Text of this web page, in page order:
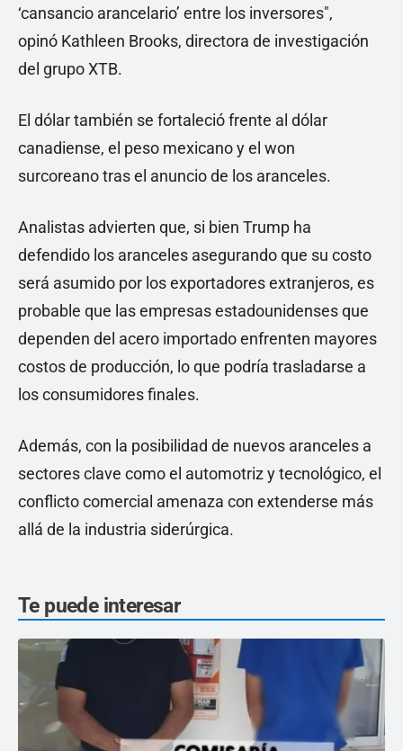
‘cansancio arancelario’ entre los inversores",
opinó Kathleen Brooks, directora de investigación
del grupo XTB.
El dólar también se fortaleció frente al dólar
canadiense, el peso mexicano y el won
surcoreano tras el anuncio de los aranceles.
Analistas advierten que, si bien Trump ha
defendido los aranceles asegurando que su costo
será asumido por los exportadores extranjeros, es
probable que las empresas estadounidenses que
dependen del acero importado enfrenten mayores
costos de producción, lo que podría trasladarse a
los consumidores finales.
Además, con la posibilidad de nuevos aranceles a
sectores clave como el automotriz y tecnológico, el
conflicto comercial amenaza con extenderse más
allá de la industria siderúrgica.
Te puede interesar